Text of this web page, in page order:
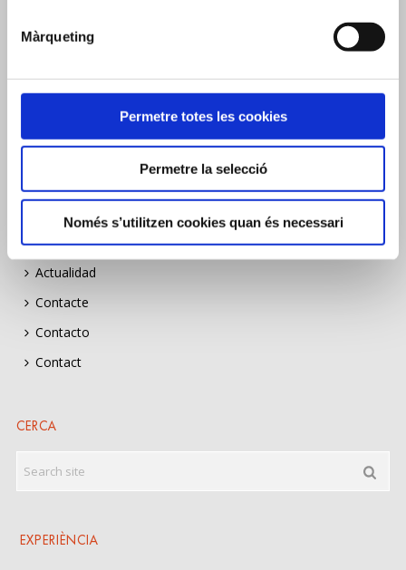
Màrqueting
Permetre totes les cookies
Permetre la selecció
Només s’utilitzen cookies quan és necessari
Borsa de treball
Job listing
Construïm Sostenibilitat
Construïm Sostenibilitat
News
Actualidad
Contacte
Contacto
Contact
CERCA
EXPERIÈNCIA